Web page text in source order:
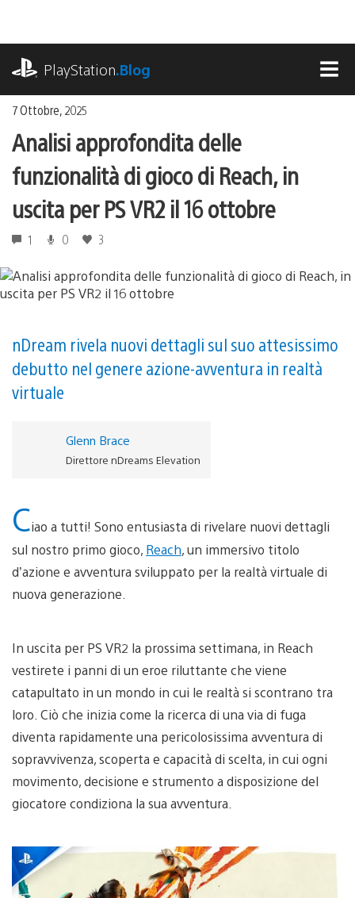
contenuto
PlayStation.Blog
7 Ottobre, 2025
Analisi approfondita delle
funzionalità di gioco di Reach, in
uscita per PS VR2 il 16 ottobre
1 0 3
nDream rivela nuovi dettagli sul suo attesissimo
debutto nel genere azione-avventura in realtà
virtuale
Glenn Brace
Direttore nDreams Elevation
Ciao a tutti! Sono entusiasta di rivelare nuovi dettagli
sul nostro primo gioco, Reach, un immersivo titolo
d’azione e avventura sviluppato per la realtà virtuale di
nuova generazione.
In uscita per PS VR2 la prossima settimana, in Reach
vestirete i panni di un eroe riluttante che viene
catapultato in un mondo in cui le realtà si scontrano tra
loro. Ciò che inizia come la ricerca di una via di fuga
diventa rapidamente una pericolosissima avventura di
sopravvivenza, scoperta e capacità di scelta, in cui ogni
movimento, decisione e strumento a disposizione del
giocatore condiziona la sua avventura.